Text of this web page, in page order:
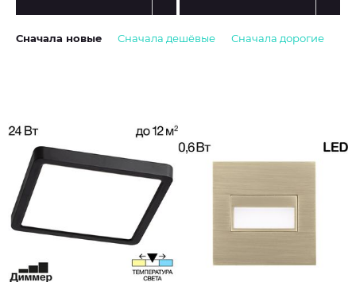
Сначала новые Сначала дешёвые Сначала дорогие